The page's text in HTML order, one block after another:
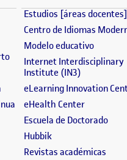
ventana)
(se abre en nueva ventana)
en nueva ventana)
(se abre en nueva ventana)
(se abre en nueva ventana)
en nueva ventana)
abre en nueva ventana)
Estudios [áreas docentes]
Centro de Idiomas
Modelo educativo(se
Internet Interdisciplinary
Institute (IN3)(se abre
eLearning Innovation
eHealth Center(se abre
Escuela de Doctorado(se
Hubbik(se abre en nueva
Revistas académicas(se